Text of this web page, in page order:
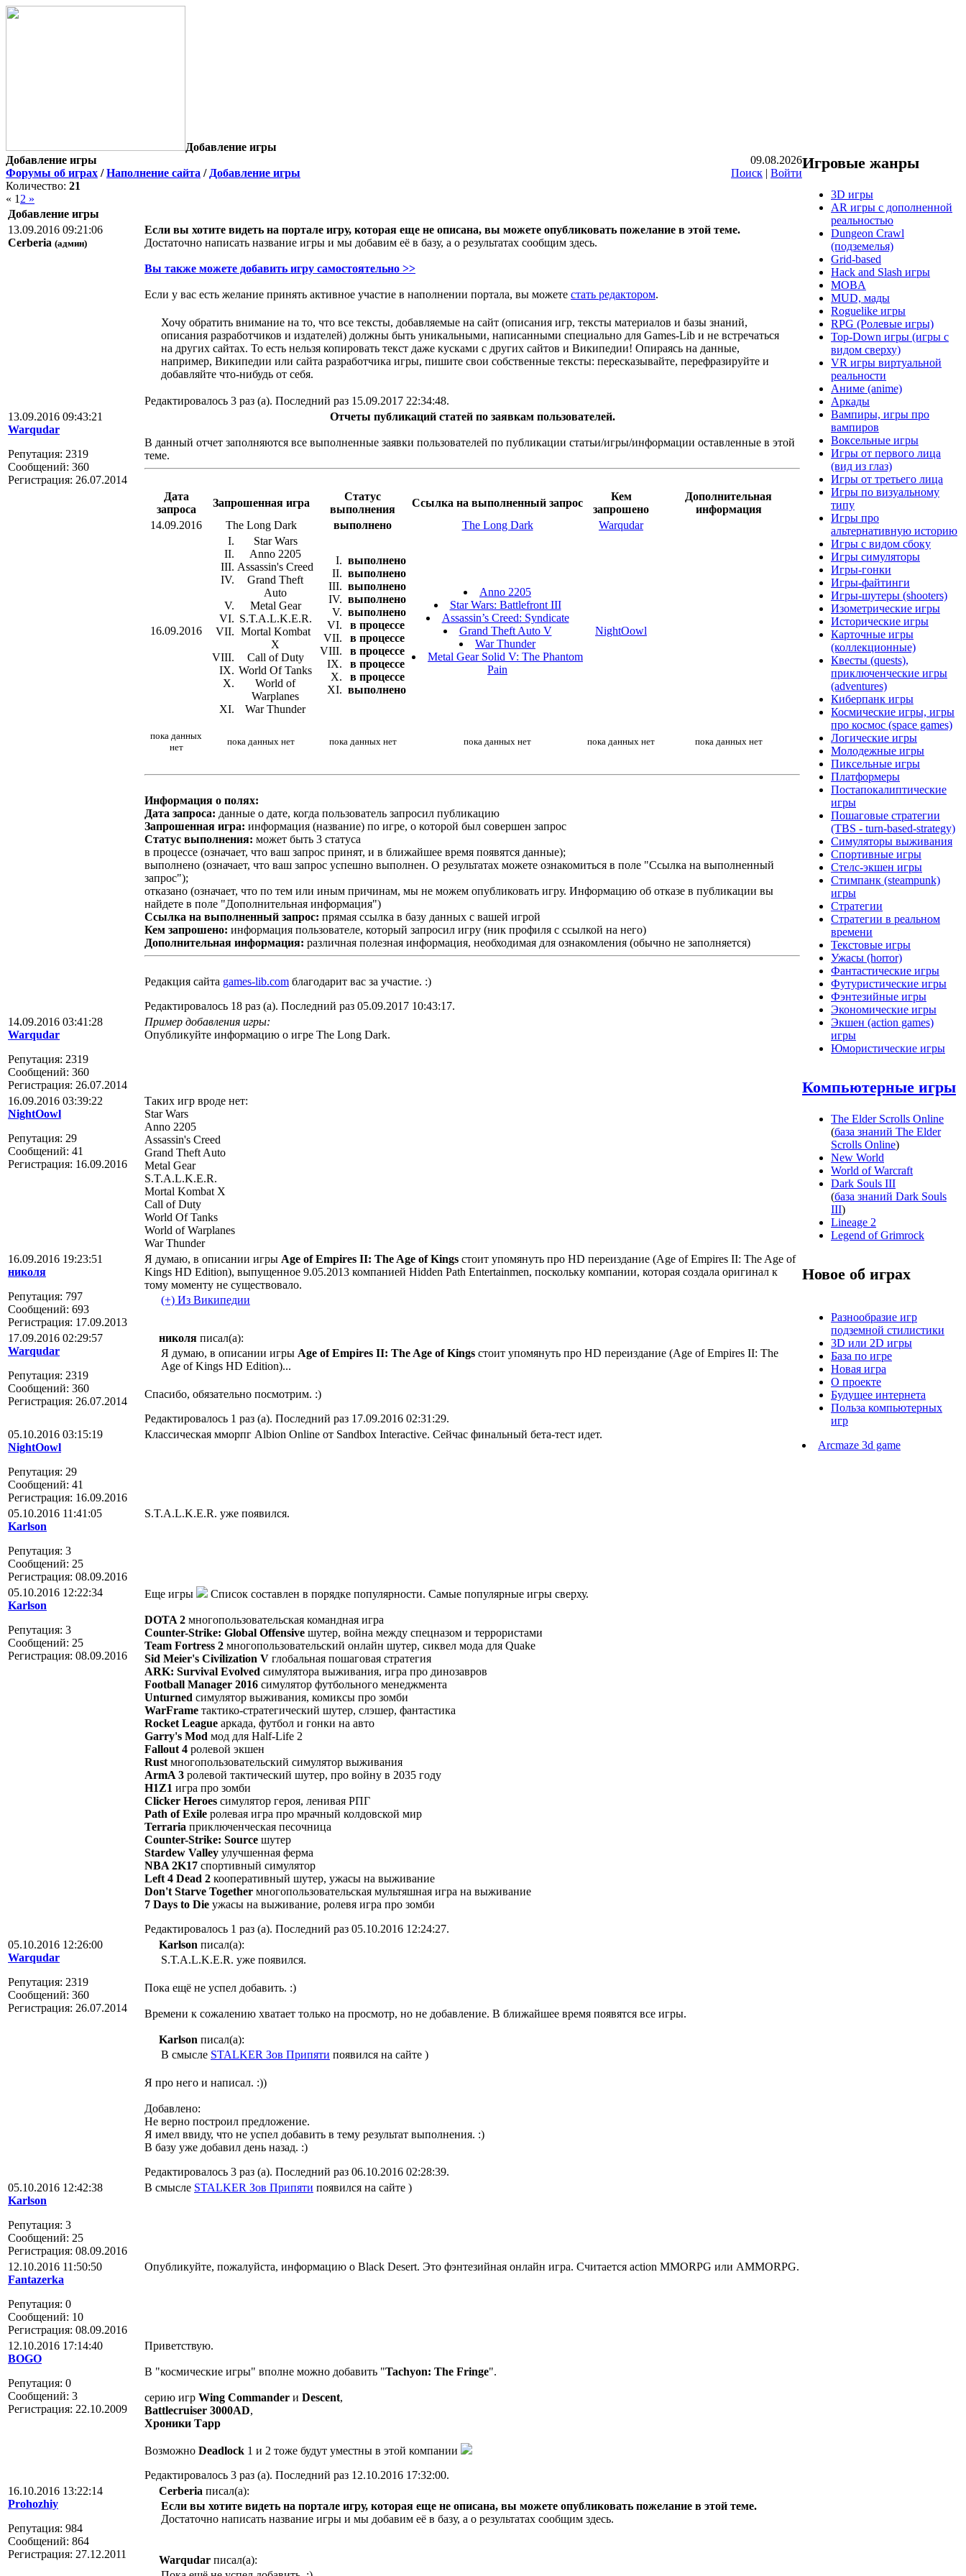
Добавление игры
09.08.2026
Добавление игры
Форумы об играх /Наполнение сайта / Добавление игры Поиск | Войти
Количество: 21
« 1 2 »
Добавление игры
13.09.2016 09:21:06
Cerberia (админ)
Если вы хотите видеть на портале игру, которая еще не описана, вы можете опубликовать пожелание в этой теме.
Достаточно написать название игры и мы добавим её в базу, а о результатах сообщим здесь.
Вы также можете добавить игру самостоятельно >>
Если у вас есть желание принять активное участие в наполнении портала, вы можете стать редактором.
Хочу обратить внимание на то, что все тексты, добавляемые на сайт (описания игр, тексты материалов и базы знаний,
описания разработчиков и издателей) должны быть уникальными, написанными специально для Games-Lib и не встречаться
на других сайтах. То есть нельзя копировать текст даже кусками с других сайтов и Википедии! Опираясь на данные,
например, Википедии или сайта разработчика игры, пишите свои собственные тексты: пересказывайте, перефразируйте и
добавляйте что-нибудь от себя.
Редактировалось 3 раз (а). Последний раз 15.09.2017 22:34:48.
13.09.2016 09:43:21
Warqudar
Репутация: 2319
Сообщений: 360
Регистрация: 26.07.2014
Отчеты публикаций статей по заявкам пользователей.
В данный отчет заполняются все выполненные заявки пользователей по публикации статьи/игры/информации оставленные в этой
теме.
Дата
запроса
Запрошенная игра
Статус
выполнения
Ссылка на выполненный запрос
Кем
запрошено
Дополнительная
информация
14.09.2016
The Long Dark выполнено The Long Dark Warqudar
16.09.2016
Star Wars
Anno 2205
Assassin's Creed
Grand Theft
Auto
Metal Gear
S.T.A.L.K.E.R.
Mortal Kombat
X
Call of Duty
World Of Tanks
World of
Warplanes
War Thunder
выполнено
выполнено
выполнено
выполнено
выполнено
в процессе
в процессе
в процессе
в процессе
в процессе
выполнено
Anno 2205
Star Wars: Battlefront III
Assassin’s Creed: Syndicate
Grand Theft Auto V
War Thunder
Metal Gear Solid V: The Phantom
Pain
NightOowl
пока данных
нет
пока данных нет пока данных нет пока данных нет пока данных нет пока данных нет
Информация о полях:
Дата запроса: данные о дате, когда пользователь запросил публикацию
Запрошенная игра: информация (название) по игре, о которой был совершен запрос
Статус выполнения: может быть 3 статуса
в процессе (означает, что ваш запрос принят, и в ближайшее время появятся данные);
выполнено (означает, что ваш запрос успешно выполнен. О результатах можете ознакомиться в поле "Ссылка на выполненный
запрос");
отказано (означает, что по тем или иным причинам, мы не можем опубликовать игру. Информацию об отказе в публикации вы
найдете в поле "Дополнительная информация")
Ссылка на выполненный запрос: прямая ссылка в базу данных с вашей игрой
Кем запрошено: информация пользователе, который запросил игру (ник профиля с ссылкой на него)
Дополнительная информация: различная полезная информация, необходимая для ознакомления (обычно не заполняется)
Редакция сайта games-lib.com благодарит вас за участие. :)
Редактировалось 18 раз (а). Последний раз 05.09.2017 10:43:17.
14.09.2016 03:41:28
Warqudar
Репутация: 2319
Сообщений: 360
Регистрация: 26.07.2014
Пример добавления игры:
Опубликуйте информацию о игре The Long Dark.
16.09.2016 03:39:22
NightOowl
Репутация: 29
Сообщений: 41
Регистрация: 16.09.2016
Таких игр вроде нет:
Star Wars
Anno 2205
Assassin's Creed
Grand Theft Auto
Metal Gear
S.T.A.L.K.E.R.
Mortal Kombat X
Call of Duty
World Of Tanks
World of Warplanes
War Thunder
16.09.2016 19:23:51
николя
Репутация: 797
Сообщений: 693
Регистрация: 17.09.2013
Я думаю, в описании игры Age of Empires II: The Age of Kings стоит упомянуть про HD переиздание (Age of Empires II: The Age of
Kings HD Edition), выпущенное 9.05.2013 компанией Hidden Path Entertainmen, поскольку компании, которая создала оригинал к
тому моменту не существовало.
(+) Из Википедии
17.09.2016 02:29:57
Warqudar
Репутация: 2319
Сообщений: 360
Регистрация: 26.07.2014
николя писал(а):
Я думаю, в описании игры Age of Empires II: The Age of Kings стоит упомянуть про HD переиздание (Age of Empires II: The
Age of Kings HD Edition)...
Спасибо, обязательно посмотрим. :)
Редактировалось 1 раз (а). Последний раз 17.09.2016 02:31:29.
05.10.2016 03:15:19
NightOowl
Репутация: 29
Сообщений: 41
Регистрация: 16.09.2016
Классическая мморпг Albion Online от Sandbox Interactive. Сейчас финальный бета-тест идет.
05.10.2016 11:41:05
Karlson
Репутация: 3
Сообщений: 25
Регистрация: 08.09.2016
S.T.A.L.K.E.R. уже появился.
05.10.2016 12:22:34
Karlson
Репутация: 3
Сообщений: 25
Регистрация: 08.09.2016
Еще игры Список составлен в порядке популярности. Самые популярные игры сверху.
DOTA 2 многопользовательская командная игра
Counter-Strike: Global Offensive шутер, война между спецназом и террористами
Team Fortress 2 многопользовательский онлайн шутер, сиквел мода для Quake
Sid Meier's Civilization V глобальная пошаговая стратегия
ARK: Survival Evolved симулятора выживания, игра про динозавров
Football Manager 2016 симулятор футбольного менеджмента
Unturned симулятор выживания, комиксы про зомби
WarFrame тактико-стратегический шутер, слэшер, фантастика
Rocket League аркада, футбол и гонки на авто
Garry's Mod мод для Half-Life 2
Fallout 4 ролевой экшен
Rust многопользовательский симулятор выживания
ArmA 3 ролевой тактический шутер, про войну в 2035 году
H1Z1 игра про зомби
Clicker Heroes симулятор героя, ленивая РПГ
Path of Exile ролевая игра про мрачный колдовской мир
Terraria приключенческая песочница
Counter-Strike: Source шутер
Stardew Valley улучшенная ферма
NBA 2K17 спортивный симулятор
Left 4 Dead 2 кооперативный шутер, ужасы на выживание
Don't Starve Together многопользовательская мультяшная игра на выживание
7 Days to Die ужасы на выживание, ролевя игра про зомби
Редактировалось 1 раз (а). Последний раз 05.10.2016 12:24:27.
05.10.2016 12:26:00
Warqudar
Репутация: 2319
Сообщений: 360
Регистрация: 26.07.2014
Karlson писал(а):
S.T.A.L.K.E.R. уже появился.
Пока ещё не успел добавить. :)
Времени к сожалению хватает только на просмотр, но не добавление. В ближайшее время появятся все игры.
Karlson писал(а):
В смысле STALKER Зов Припяти появился на сайте )
Я про него и написал. :))
Добавлено:
Не верно построил предложение.
Я имел ввиду, что не успел добавить в тему результат выполнения. :)
В базу уже добавил день назад. :)
Редактировалось 3 раз (а). Последний раз 06.10.2016 02:28:39.
05.10.2016 12:42:38
Karlson
Репутация: 3
Сообщений: 25
Регистрация: 08.09.2016
В смысле STALKER Зов Припяти появился на сайте )
12.10.2016 11:50:50
Fantazerka
Репутация: 0
Сообщений: 10
Регистрация: 08.09.2016
Опубликуйте, пожалуйста, информацию о Black Desert. Это фэнтезийная онлайн игрa. Cчитается action MMORPG или AMMORPG.
12.10.2016 17:14:40
BOGO
Репутация: 0
Сообщений: 3
Регистрация: 22.10.2009
Приветствую.
В "космические игры" вполне можно добавить "Tachyon: The Fringe".
серию игр Wing Commander и Descent,
Battlecruiser 3000AD,
Хроники Тарр
Возможно Deadlock 1 и 2 тоже будут уместны в этой компании
Редактировалось 3 раз (а). Последний раз 12.10.2016 17:32:00.
16.10.2016 13:22:14
Prohozhiy
Репутация: 984
Сообщений: 864
Регистрация: 27.12.2011
Cerberia писал(а):
Если вы хотите видеть на портале игру, которая еще не описана, вы можете опубликовать пожелание в этой теме.
Достаточно написать название игры и мы добавим её в базу, а о результатах сообщим здесь.
Warqudar писал(а):
Игровые жанры
3D игры
AR игры с дополненной
реальностью
Dungeon Crawl
(подземелья)
Grid-based
Hack and Slash игры
MOBA
MUD, мады
Roguelike игры
RPG (Ролевые игры)
Top-Down игры (игры с
видом сверху)
VR игры виртуальной
реальности
Аниме (anime)
Аркады
Вампиры, игры про
вампиров
Воксельные игры
Игры от первого лица
(вид из глаз)
Игры от третьего лица
Игры по визуальному
типу
Игры про
альтернативную историю
Игры с видом сбоку
Игры симуляторы
Игры-гонки
Игры-файтинги
Игры-шутеры (shooters)
Изометрические игры
Исторические игры
Карточные игры
(коллекционные)
Квесты (quests),
приключенческие игры
(adventures)
Киберпанк игры
Космические игры, игры
про космос (space games)
Логические игры
Молодежные игры
Пиксельные игры
Платформеры
Постапокалиптические
игры
Пошаговые стратегии
(TBS - turn-based-strategy)
Симуляторы выживания
Спортивные игры
Стелс-экшен игры
Стимпанк (steampunk)
игры
Стратегии
Стратегии в реальном
времени
Текстовые игры
Ужасы (horror)
Фантастические игры
Футуристические игры
Фэнтезийные игры
Экономические игры
Экшен (action games)
игры
Юмористические игры
Компьютерные игры
The Elder Scrolls Online
(база знаний The Elder
Scrolls Online)
New World
World of Warcraft
Dark Souls III
(база знаний Dark Souls
III)
Lineage 2
Legend of Grimrock
Новое об играх
Разнообразие игр
подземной стилистики
3D или 2D игры
База по игре
Новая игра
О проекте
Будущее интернета
Польза компьютерных
игр
Arcmaze 3d game